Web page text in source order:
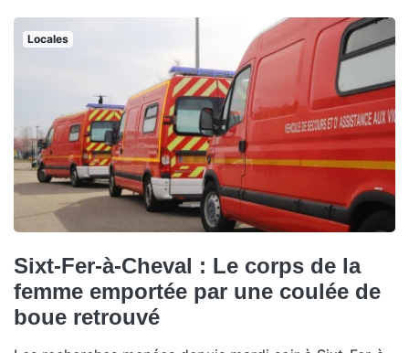
Locales
Sixt-Fer-à-Cheval : Le corps de la
femme emportée par une coulée de
boue retrouvé